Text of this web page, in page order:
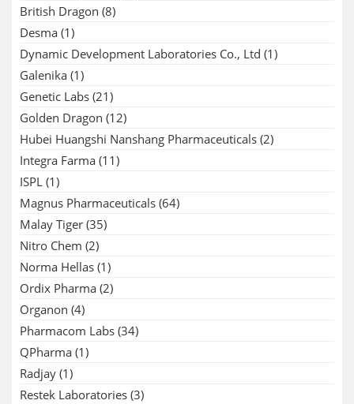
British Dragon (8)
Desma (1)
Dynamic Development Laboratories Co., Ltd (1)
Galenika (1)
Genetic Labs (21)
Golden Dragon (12)
Hubei Huangshi Nanshang Pharmaceuticals (2)
Integra Farma (11)
ISPL (1)
Magnus Pharmaceuticals (64)
Malay Tiger (35)
Nitro Chem (2)
Norma Hellas (1)
Ordix Pharma (2)
Organon (4)
Pharmacom Labs (34)
QPharma (1)
Radjay (1)
Restek Laboratories (3)